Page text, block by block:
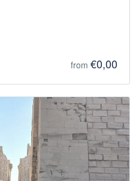
from €0,00